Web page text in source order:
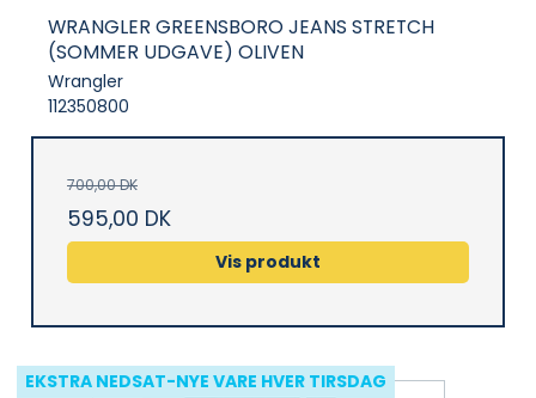
WRANGLER GREENSBORO JEANS STRETCH
(SOMMER UDGAVE) OLIVEN
Wrangler
112350800
700,00 DK
595,00 DK
Vis produkt
EKSTRA NEDSAT-NYE VARE HVER TIRSDAG